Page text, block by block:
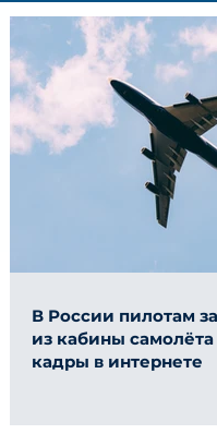
В России пилотам
из кабины
кадры в интернете